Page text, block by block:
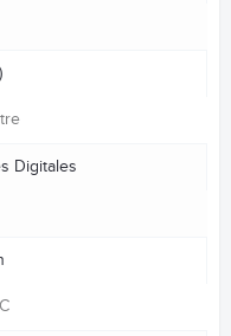
Digitales